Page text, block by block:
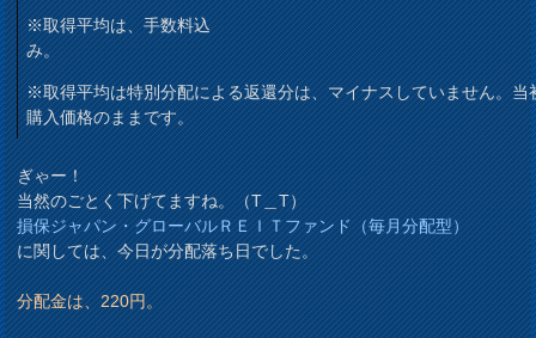
※取得平均は、手数料込
み。
※取得平均は特別分配による返還分は、マイナスしていません。当
購入価格のままです。
ぎゃー！
当然のごとく下げてますね。（T＿T）
損保ジャパン・グローバルＲＥＩＴファンド（毎月分配型）
に関しては、今日が分配落ち日でした。
分配金は、220円。